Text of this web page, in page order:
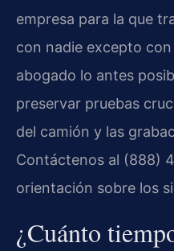
empresa para la que
con nadie excepto
abogado lo antes
preservar pruebas
del camión y las
Contáctenos al (888)
orientación sobre los
¿Cuánto